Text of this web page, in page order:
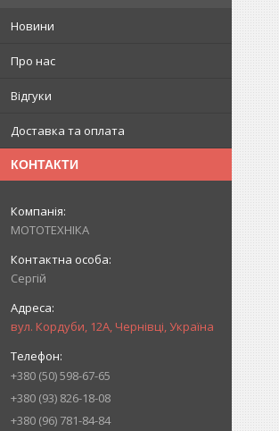
Новини
Про нас
Відгуки
Доставка та оплата
КОНТАКТИ
МОТОТЕХНІКА
Сергій
вул. Кордуби, 12А, Чернівці, Україна
+380 (50) 598-67-65
+380 (93) 826-18-08
+380 (96) 781-84-84